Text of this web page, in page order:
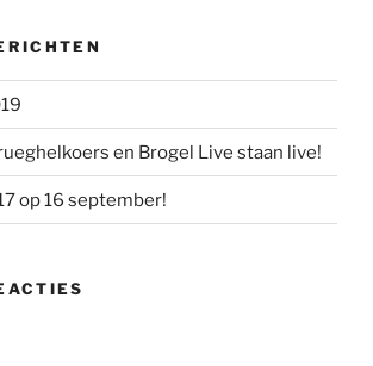
en Brogel Live staan live!
op 16 september!